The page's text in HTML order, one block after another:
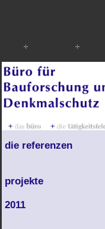
die referenzen
projekte
2011